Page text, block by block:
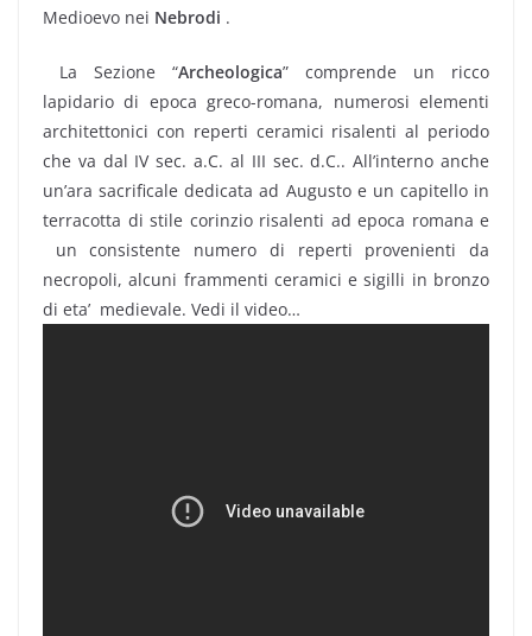
Medioevo nei Nebrodi .
La Sezione “Archeologica” comprende un ricco
lapidario di epoca greco-romana, numerosi elementi
architettonici con reperti ceramici risalenti al periodo
che va dal IV sec. a.C. al III sec. d.C.. All’interno anche
un’ara sacrificale dedicata ad Augusto e un capitello in
terracotta di stile corinzio risalenti ad epoca romana e
un consistente numero di reperti provenienti da
necropoli, alcuni frammenti ceramici e sigilli in bronzo
di eta’ medievale. Vedi il video…